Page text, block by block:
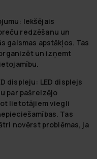
: Iekšējais
redzēšanu un
gaismas apstākļos. Tas
un izņemt
displeju: LED displejs
par pašreizējo
lietotājiem viegli
Tas
novērst problēmas, ja